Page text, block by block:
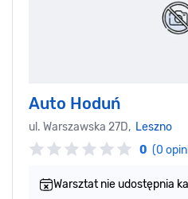
Auto Hoduń
ul. Warszawska 27D, Leszno
0 (0
Warsztat nie udostępnia